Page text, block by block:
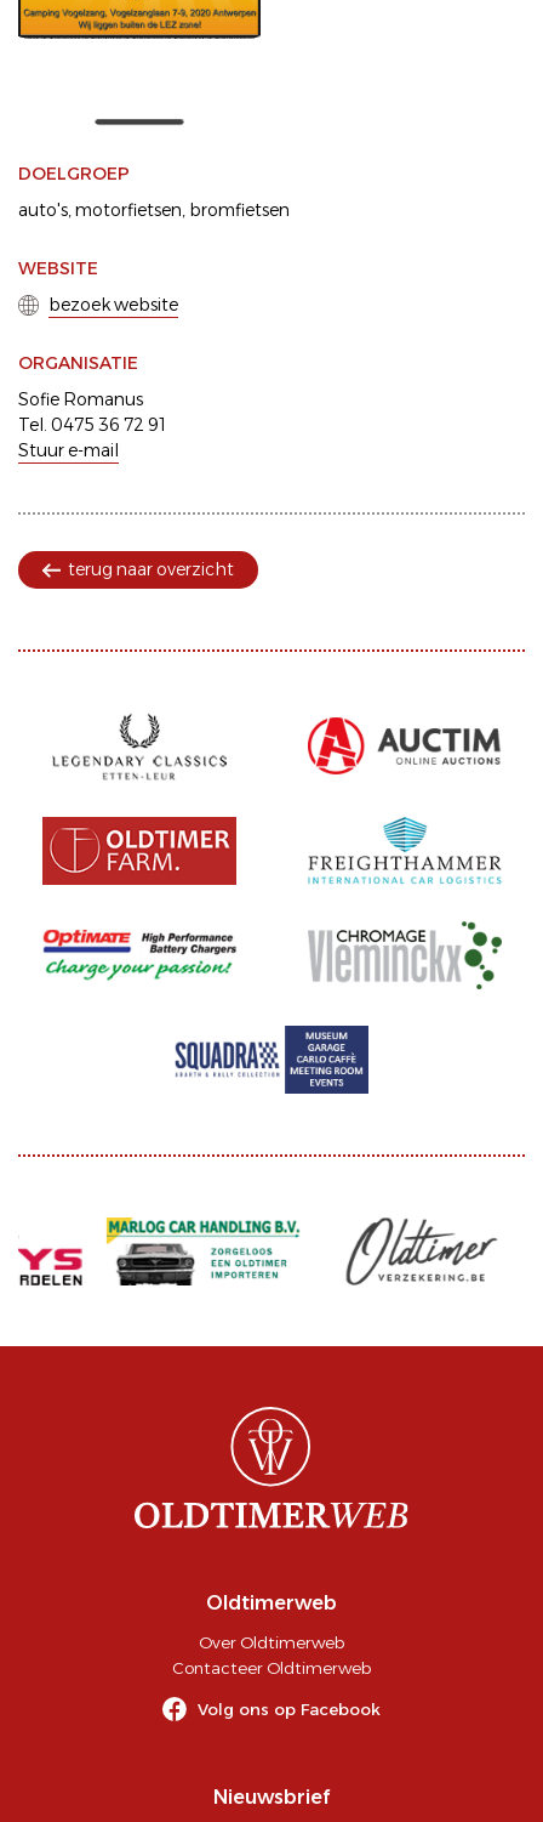
DOELGROEP
auto's motorfietsen bromfietsen
WEBSITE
bezoek website
ORGANISATIE
Sofie Romanus
Tel. 0475 36 72 91
Stuur e-mail
terug naar overzicht
Oldtimerweb
Over Oldtimerweb
Contacteer Oldtimerweb
Volg ons op Facebook
Nieuwsbrief